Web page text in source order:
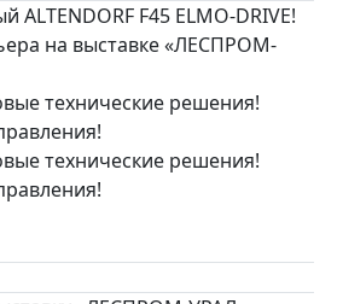
F45 ELMO-DRIVE!
на выставке «ЛЕСПРОМ-
технические решения!
технические решения!